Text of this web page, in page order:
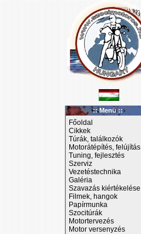
:: Menü ::
Főoldal
Cikkek
Túrák, találkozók
Motorátépítés, felújítás
Tuning, fejlesztés
Szerviz
Vezetéstechnika
Galéria
Szavazás kiértékelése
Filmek, hangok
Papírmunka
Szocitúrák
Motortervezés
Motor versenyzés